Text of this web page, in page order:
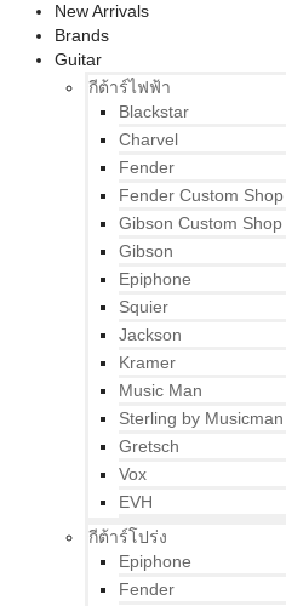
New Arrivals
Brands
Guitar
กีต้าร์ไฟฟ้า
Blackstar
Charvel
Fender
Fender Custom Shop
Gibson Custom Shop
Gibson
Epiphone
Squier
Jackson
Kramer
Music Man
Sterling by Musicman
Gretsch
Vox
EVH
กีต้าร์โปร่ง
Epiphone
Fender